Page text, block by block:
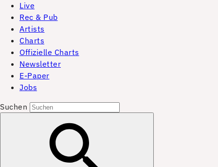
Live
Rec & Pub
Artists
Charts
Offizielle Charts
Newsletter
E-Paper
Jobs
Suchen